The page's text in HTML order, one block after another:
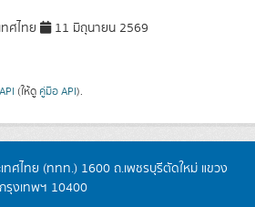
ศไทย 11 มิถุนายน 2569
API (ให้ดู คู่มือ API).
ทศไทย (ททท.) 1600 ถ.เพชรบุรีตัดใหม่ แขวง
รุงเทพฯ 10400